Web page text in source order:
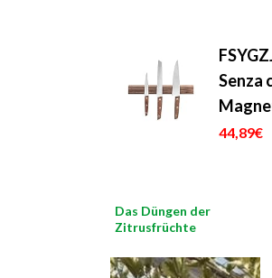
Senza
44,89€
Das Düngen der
Zitrusfrüchte